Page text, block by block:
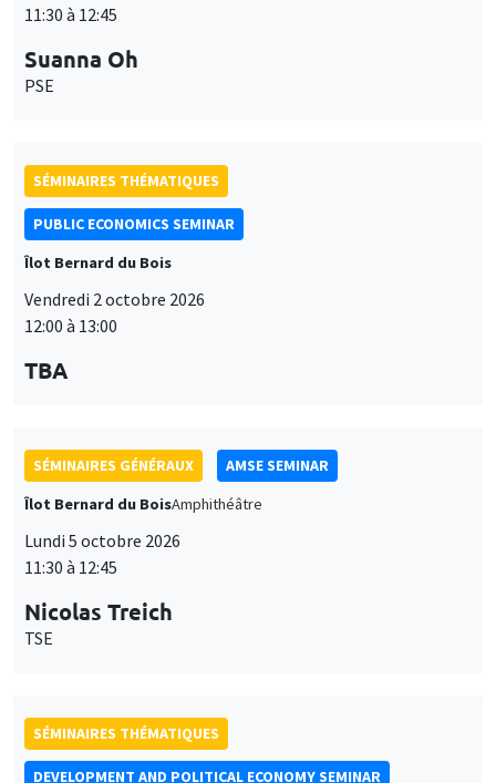
11:30 à 12:45
Suanna Oh
PSE
SÉMINAIRES THÉMATIQUES
PUBLIC ECONOMICS SEMINAR
Îlot Bernard du Bois
Vendredi 2 octobre 2026
12:00 à 13:00
TBA
SÉMINAIRES GÉNÉRAUX
AMSE SEMINAR
Îlot Bernard du BoisAmphithéâtre
Lundi 5 octobre 2026
11:30 à 12:45
Nicolas Treich
TSE
SÉMINAIRES THÉMATIQUES
DEVELOPMENT AND POLITICAL ECONOMY SEMINAR